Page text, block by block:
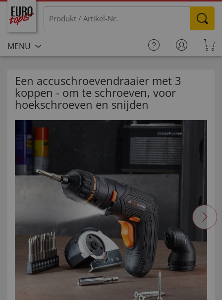
MENU
Een accuschroevendraaier met 3
koppen - om te schroeven, voor
hoekschroeven en snijden